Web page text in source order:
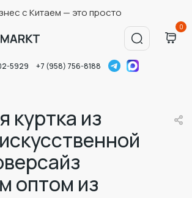
с Китаем — это просто
0
5929 +7 (958) 756-8188
куртка из
оптом из